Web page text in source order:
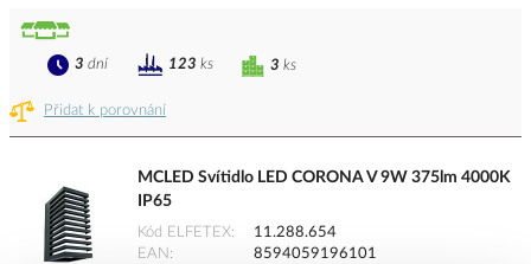
Přidat k porovnání
3 ks
3 dní 123 ks
MCLED Svítidlo LED CORONA V 9W 375lm 4000K
IP65
Kód ELFETEX
11.288.654
EAN
8594059196101